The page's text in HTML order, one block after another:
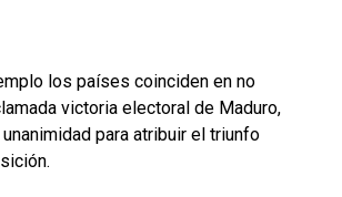
los países coinciden en no
victoria electoral de Maduro,
para atribuir el triunfo